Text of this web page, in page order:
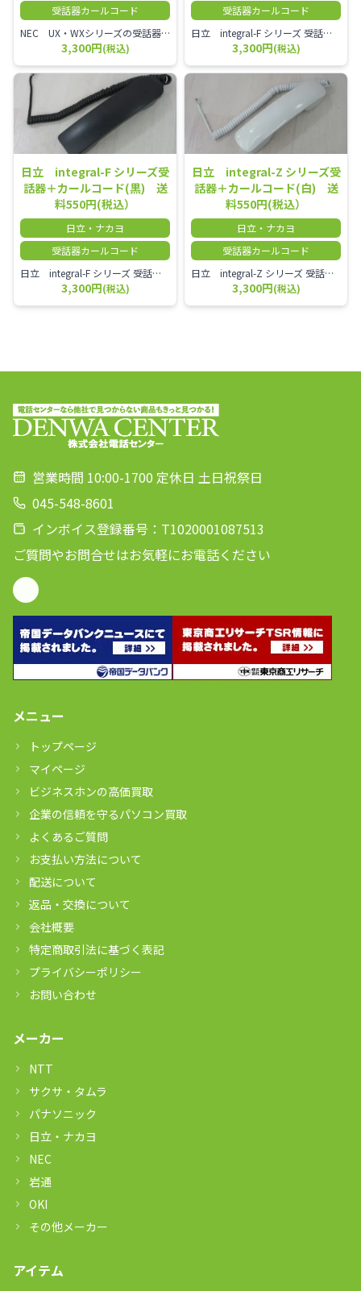
受話器カールコード
NEC UX・WXシリーズの受話器とカールコードセット／本商品は中古品となります。 写真では分かりにくいキズ・汚れなどの使用感があります。 経年変化で日焼けの色味が強くなる場合がございます。 予めご理解・ご了承頂きますようお願いいたします。
3,300円(税込)
受話器カールコード
日立 integral-F シリーズ 受話器＋カールコード セット（白）／本商品は中古品となります。 写真では分かりにくいキズ・汚れなどの使用感があります。 経年変化で日焼けの色味が強くなる場合がございます。 予めご理解・ご了承頂きますようお願いいたします。
3,300円(税込)
日立 integral-F シリーズ受
話器＋カールコード(黒) 送
料550円(税込）
日立・ナカヨ
受話器カールコード
日立 integral-F シリーズ 受話器＋カールコード セット（白）／本商品は中古品となります。 写真では分かりにくいキズ・汚れなどの使用感があります。 経年変化で日焼けの色味が強くなる場合がございます。 予めご理解・ご了承頂きますようお願いいたします。
3,300円(税込)
日立 integral-Z シリーズ受
話器＋カールコード(白) 送
料550円(税込）
日立・ナカヨ
受話器カールコード
日立 integral-Z シリーズ 受話器＋カールコード セット（白）／本商品は中古品となります。 写真では分かりにくいキズ・汚れなどの使用感があります。 経年変化で日焼けの色味が強くなる場合がございます。 予めご理解・ご了承頂きますようお願いいたします。
3,300円(税込)
営業時間 10:00-1700 定休日 土日祝祭日
045-548-8601
インボイス登録番号：T1020001087513
ご質問やお問合せはお気軽にお電話ください
メニュー
トップページ
マイページ
ビジネスホンの高価買取
企業の信頼を守るパソコン買取
よくあるご質問
お支払い方法について
配送について
返品・交換について
会社概要
特定商取引法に基づく表記
プライバシーポリシー
お問い合わせ
メーカー
NTT
サクサ・タムラ
パナソニック
日立・ナカヨ
NEC
岩通
OKI
その他メーカー
アイテム